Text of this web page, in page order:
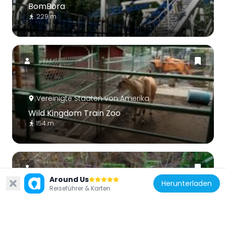
BomBora
229 m
Vereinigte Staaten von Amerika
Wild Kingdom Train Zoo
154 m
Around Us
Reiseführer & Karten Herunterladen